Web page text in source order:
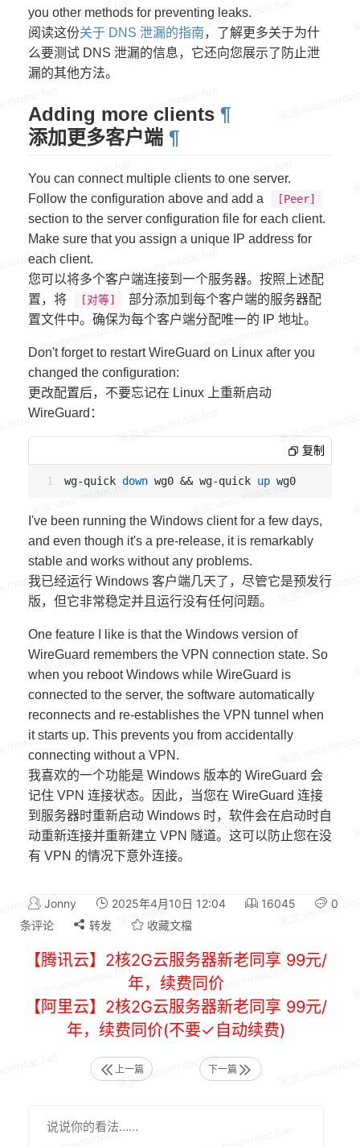
you other methods for preventing leaks.
阅读这份关于 DNS 泄漏的指南，了解更多关于为什
么要测试 DNS 泄漏的信息，它还向您展示了防止泄
漏的其他方法。
Adding more clients ¶
添加更多客户端 ¶
You can connect multiple clients to one server.
Follow the configuration above and add a
[Peer]
section to the server configuration file for each client.
Make sure that you assign a unique IP address for
each client.
您可以将多个客户端连接到一个服务器。按照上述配
置，将
[对等]
部分添加到每个客户端的服务器配
置文件中。确保为每个客户端分配唯一的 IP 地址。
Don't forget to restart WireGuard on Linux after you
changed the configuration:
更改配置后，不要忘记在 Linux 上重新启动
WireGuard：
复制
wg-quick down wg0 && wg-quick up
I've been running the Windows client for a few days,
and even though it's a pre-release, it is remarkably
stable and works without any problems.
我已经运行 Windows 客户端几天了，尽管它是预发行
版，但它非常稳定并且运行没有任何问题。
One feature I like is that the Windows version of
WireGuard remembers the VPN connection state. So
when you reboot Windows while WireGuard is
connected to the server, the software automatically
reconnects and re-establishes the VPN tunnel when
it starts up. This prevents you from accidentally
connecting without a VPN.
我喜欢的一个功能是 Windows 版本的 WireGuard 会
记住 VPN 连接状态。因此，当您在 WireGuard 连接
到服务器时重新启动 Windows 时，软件会在启动时自
动重新连接并重新建立 VPN 隧道。这可以防止您在没
有 VPN 的情况下意外连接。
Jonny 2025年4月10日 12:04 16045
0
条评论
转发 收藏文檔
【腾讯云】2核2G云服务器新老同享 99元/
年，续费同价
【阿里云】2核2G云服务器新老同享 99元/
年，续费同价(不要✓自动续费)
上一篇 下一篇